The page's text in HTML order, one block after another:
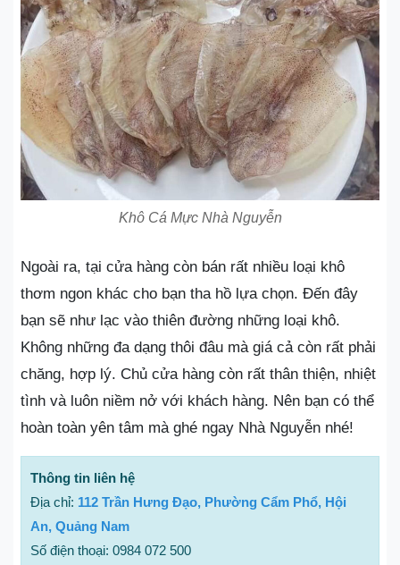
Khô Cá Mực Nhà Nguyễn
Ngoài ra, tại cửa hàng còn bán rất nhiều loại khô
thơm ngon khác cho bạn tha hồ lựa chọn. Đến đây
bạn sẽ như lạc vào thiên đường những loại khô.
Không những đa dạng thôi đâu mà giá cả còn rất phải
chăng, hợp lý. Chủ cửa hàng còn rất thân thiện, nhiệt
tình và luôn niềm nở với khách hàng. Nên bạn có thể
hoàn toàn yên tâm mà ghé ngay Nhà Nguyễn nhé!
Thông tin liên hệ
Địa chỉ: 112 Trần Hưng Đạo, Phường Cẩm Phổ, Hội
An, Quảng Nam
Số điện thoại: 0984 072 500